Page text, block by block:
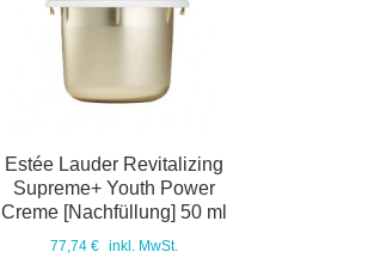
Estée Lauder Revitalizing
Supreme+ Youth Power
Creme [Nachfüllung] 50 ml
77,74 € inkl. MwSt.